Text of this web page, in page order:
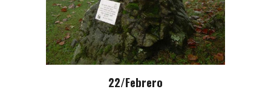
22/Febrero